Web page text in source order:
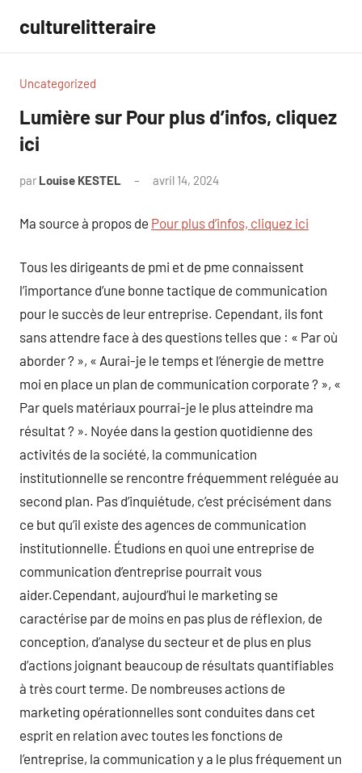
contenu
culturelitteraire
Uncategorized
Lumière sur Pour plus d’infos, cliquez
ici
par Louise KESTEL avril 14, 2024
Ma source à propos de Pour plus d’infos, cliquez ici
Tous les dirigeants de pmi et de pme connaissent
l’importance d’une bonne tactique de communication
pour le succès de leur entreprise. Cependant, ils font
sans attendre face à des questions telles que : « Par où
aborder ? », « Aurai-je le temps et l’énergie de mettre
moi en place un plan de communication corporate ? », «
Par quels matériaux pourrai-je le plus atteindre ma
résultat ? ». Noyée dans la gestion quotidienne des
activités de la société, la communication
institutionnelle se rencontre fréquemment reléguée au
second plan. Pas d’inquiétude, c’est précisément dans
ce but qu’il existe des agences de communication
institutionnelle. Étudions en quoi une entreprise de
communication d’entreprise pourrait vous
aider.Cependant, aujourd’hui le marketing se
caractérise par de moins en pas plus de réflexion, de
conception, d’analyse du secteur et de plus en plus
d’actions joignant beaucoup de résultats quantifiables
à très court terme. De nombreuses actions de
marketing opérationnelles sont conduites dans cet
esprit en relation avec toutes les fonctions de
l’entreprise, la communication y a le plus fréquement un